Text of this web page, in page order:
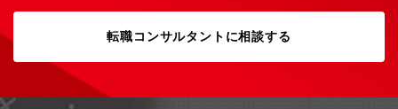
転職コンサルタントに相談する